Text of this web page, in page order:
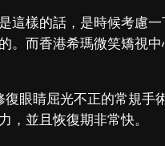
這樣的話，是時候考慮
。而香港希瑪微笑矯視
眼睛屈光不正的常規手
並且恢復期非常快。